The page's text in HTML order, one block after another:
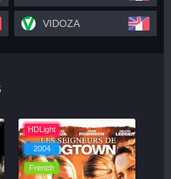
VIDOZA
HDLight
2004
French